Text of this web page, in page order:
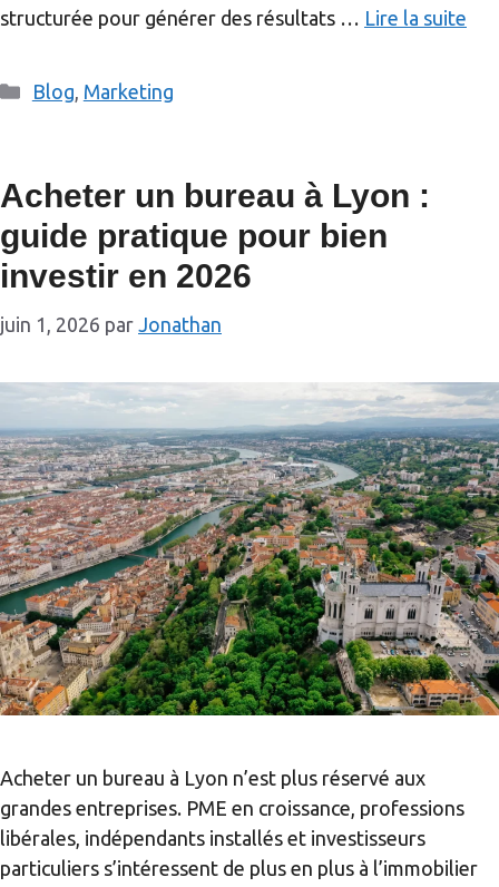
structurée pour générer des résultats … Lire la suite
Catégories
Blog Marketing
Acheter un bureau à Lyon :
guide pratique pour bien
investir en 2026
juin 1, 2026 par Jonathan
Acheter un bureau à Lyon n’est plus réservé aux
grandes entreprises. PME en croissance, professions
libérales, indépendants installés et investisseurs
particuliers s’intéressent de plus en plus à l’immobilier